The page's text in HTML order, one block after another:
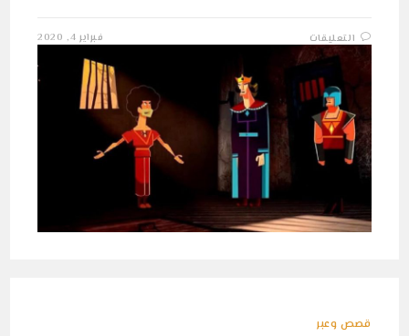
التعليقاتقصة
سجين
القصر
الملكي.
مغلقة
فبراير 4, 2020
قصص وعبر